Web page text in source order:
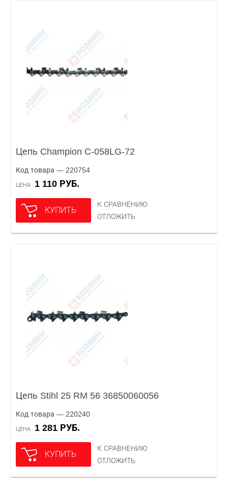
Цепь Champion C-058LG-72
Код товара — 220754
ЦЕНА 1 110 РУБ.
КУПИТЬ
К СРАВНЕНИЮ
ОТЛОЖИТЬ
Цепь Stihl 25 RM 56 36850060056
Код товара — 220240
ЦЕНА 1 281 РУБ.
КУПИТЬ
К СРАВНЕНИЮ
ОТЛОЖИТЬ